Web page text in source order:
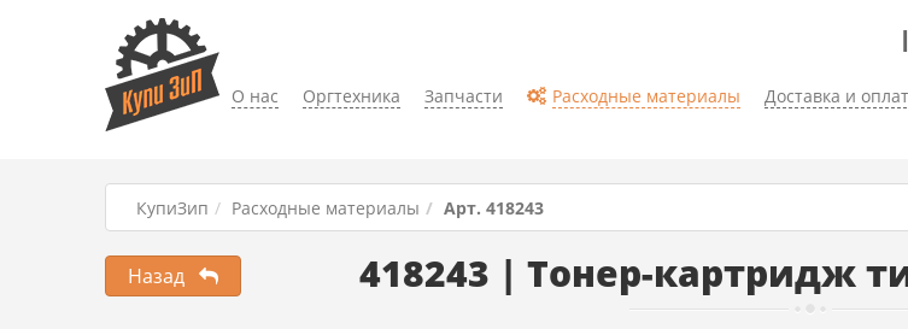
О нас Оргтехника Запчасти Расходные материалы Доставка и
КупиЗип Расходные материалы Арт. 418243
Назад 418243 | Тонер-картридж